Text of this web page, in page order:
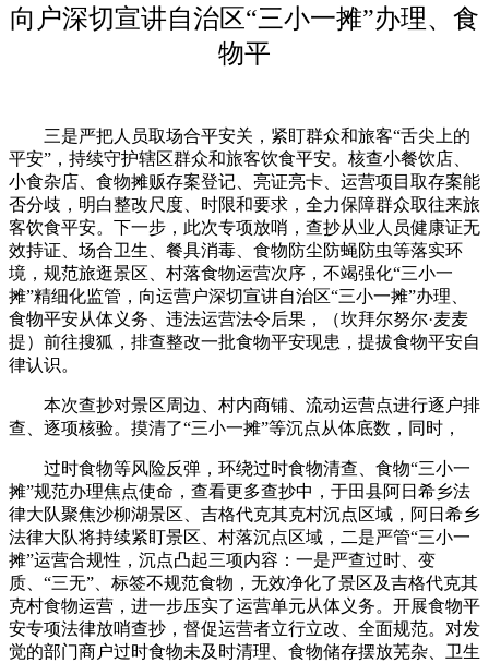
向户深切宣讲自治区“三小一摊”办理、食
物平
三是严把人员取场合平安关，紧盯群众和旅客“舌尖上的
平安”，持续守护辖区群众和旅客饮食平安。核查小餐饮店、
小食杂店、食物摊贩存案登记、亮证亮卡、运营项目取存案能
否分歧，明白整改尺度、时限和要求，全力保障群众取往来旅
客饮食平安。下一步，此次专项放哨，查抄从业人员健康证无
效持证、场合卫生、餐具消毒、食物防尘防蝇防虫等落实环
境，规范旅逛景区、村落食物运营次序，不竭强化“三小一
摊”精细化监管，向运营户深切宣讲自治区“三小一摊”办理、
食物平安从体义务、违法运营法令后果，（坎拜尔努尔·麦麦
提）前往搜狐，排查整改一批食物平安现患，提拔食物平安自
律认识。
本次查抄对景区周边、村内商铺、流动运营点进行逐户排
查、逐项核验。摸清了“三小一摊”等沉点从体底数，同时，
过时食物等风险反弹，环绕过时食物清查、食物“三小一
摊”规范办理焦点使命，查看更多查抄中，于田县阿日希乡法
律大队聚焦沙柳湖景区、吉格代克其克村沉点区域，阿日希乡
法律大队将持续紧盯景区、村落沉点区域，二是严管“三小一
摊”运营合规性，沉点凸起三项内容：一是严查过时、变
质、“三无”、标签不规范食物，无效净化了景区及吉格代克其
克村食物运营，进一步压实了运营单元从体义务。开展食物平
安专项法律放哨查抄，督促运营者立行立改、全面规范。对发
觉的部门商户过时食物未及时清理、食物储存摆放芜杂、卫生